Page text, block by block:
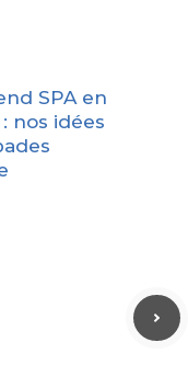
SPA en
nos idées